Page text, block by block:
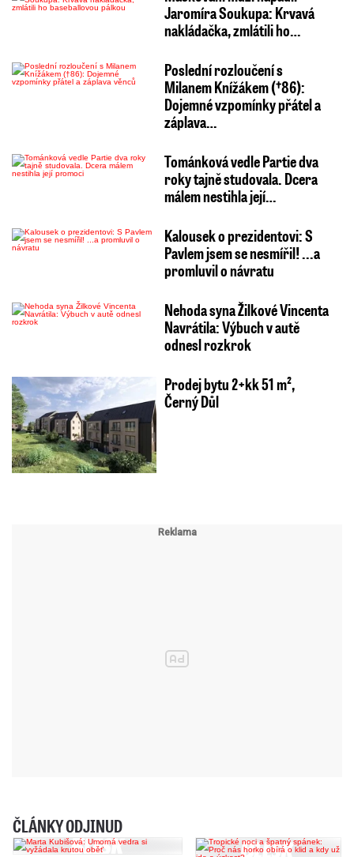
Jaromíra Soukupa: Krvavá
nakládačka, zmlátili ho…
Poslední rozloučení s
Milanem Knížákem (†86):
Dojemné vzpomínky přátel a
záplava…
Tománková vedle Partie dva
roky tajně studovala. Dcera
málem nestihla její…
Kalousek o prezidentovi: S
Pavlem jsem se nesmířil! ...a
promluvil o návratu
Nehoda syna Žilkové Vincenta
Navrátila: Výbuch v autě
odnesl rozkrok
Prodej bytu 2+kk 51 m²,
Černý Důl
ČLÁNKY ODJINUD